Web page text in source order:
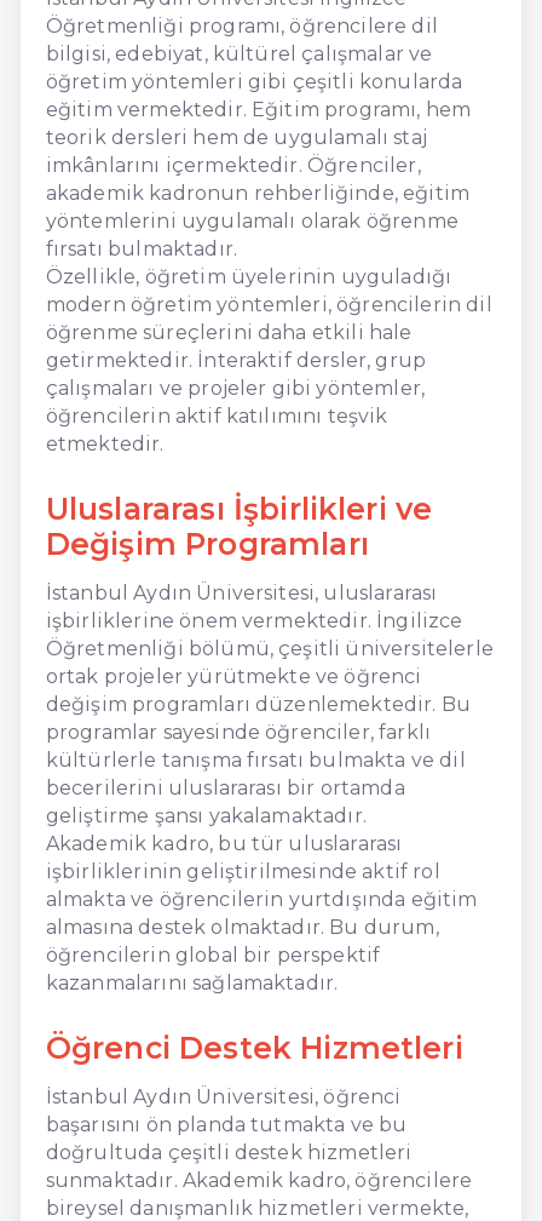
Öğretmenliği programı, öğrencilere dil
bilgisi, edebiyat, kültürel çalışmalar ve
öğretim yöntemleri gibi çeşitli konularda
eğitim vermektedir. Eğitim programı, hem
teorik dersleri hem de uygulamalı staj
imkânlarını içermektedir. Öğrenciler,
akademik kadronun rehberliğinde, eğitim
yöntemlerini uygulamalı olarak öğrenme
fırsatı bulmaktadır.
Özellikle, öğretim üyelerinin uyguladığı
modern öğretim yöntemleri, öğrencilerin dil
öğrenme süreçlerini daha etkili hale
getirmektedir. İnteraktif dersler, grup
çalışmaları ve projeler gibi yöntemler,
öğrencilerin aktif katılımını teşvik
etmektedir.
Uluslararası İşbirlikleri ve
Değişim Programları
İstanbul Aydın Üniversitesi, uluslararası
işbirliklerine önem vermektedir. İngilizce
Öğretmenliği bölümü, çeşitli üniversitelerle
ortak projeler yürütmekte ve öğrenci
değişim programları düzenlemektedir. Bu
programlar sayesinde öğrenciler, farklı
kültürlerle tanışma fırsatı bulmakta ve dil
becerilerini uluslararası bir ortamda
geliştirme şansı yakalamaktadır.
Akademik kadro, bu tür uluslararası
işbirliklerinin geliştirilmesinde aktif rol
almakta ve öğrencilerin yurtdışında eğitim
almasına destek olmaktadır. Bu durum,
öğrencilerin global bir perspektif
kazanmalarını sağlamaktadır.
Öğrenci Destek Hizmetleri
İstanbul Aydın Üniversitesi, öğrenci
başarısını ön planda tutmakta ve bu
doğrultuda çeşitli destek hizmetleri
sunmaktadır. Akademik kadro, öğrencilere
bireysel danışmanlık hizmetleri vermekte,